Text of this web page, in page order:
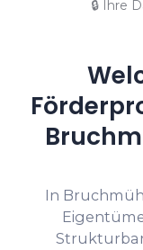
🔒 Ihre
In